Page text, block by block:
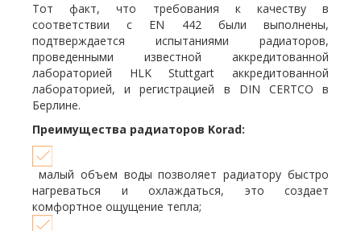
Тот факт, что требования к качеству в
соответствии с EN 442 были выполнены,
подтверждается испытаниями радиаторов,
проведенными известной аккредитованной
лабораторией HLK Stuttgart аккредитованной
лабораторией, и регистрацией в DIN CERTCO в
Берлине.
Преимущества радиаторов Korad:
малый объем воды позволяет радиатору быстро
нагреваться и охлаждаться, это создает
комфортное ощущение тепла;